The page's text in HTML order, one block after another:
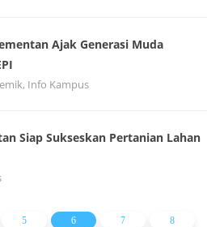
Ajak Generasi Muda
, Info Kampus
Siap Sukseskan Pertanian Lahan
5 6 7 8